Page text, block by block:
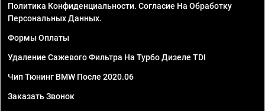
Политика Конфиденциальности. Согласие На Обработку
Персональных Данных.
Формы Оплаты
Удаление Сажевого Фильтра На Турбо Дизеле TDI
Чип Тюнинг BMW После 2020.06
Заказать Звонок